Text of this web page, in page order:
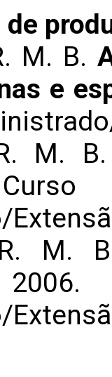
M. B.
e
R. M.
R. M.